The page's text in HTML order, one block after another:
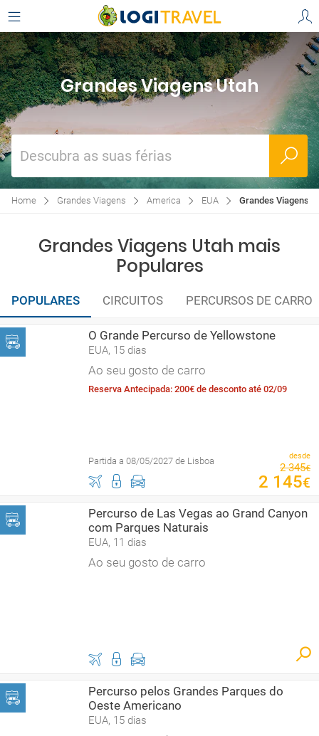
Grandes Viagens Utah
Descubra as suas férias
Home Grandes Viagens America EUA Grandes Viagens
Grandes Viagens Utah mais
Populares
POPULARES CIRCUITOS PERCURSOS DE CARRO
O Grande Percurso de Yellowstone
EUA, 15 dias
Ao seu gosto de carro
Reserva Antecipada: 200€ de desconto até 02/09
Partida a 08/05/2027 de Lisboa desde
2 345€
2 145€
Percurso de Las Vegas ao Grand Canyon
com Parques Naturais
EUA, 11 dias
Ao seu gosto de carro
Percurso pelos Grandes Parques do
Oeste Americano
EUA, 15 dias